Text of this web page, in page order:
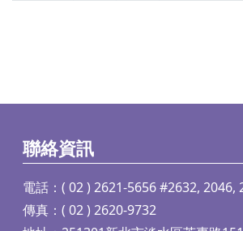
聯絡資訊
電話：( 02 ) 2621-5656 #2632, 2046,
傳真：( 02 ) 2620-9732